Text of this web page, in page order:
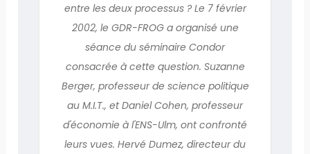
entre les deux processus ? Le 7 février
2002, le GDR-FROG a organisé une
séance du séminaire Condor
consacrée à cette question. Suzanne
Berger, professeur de science politique
au M.I.T., et Daniel Cohen, professeur
d'économie à l'ENS-Ulm, ont confronté
leurs vues. Hervé Dumez, directeur du